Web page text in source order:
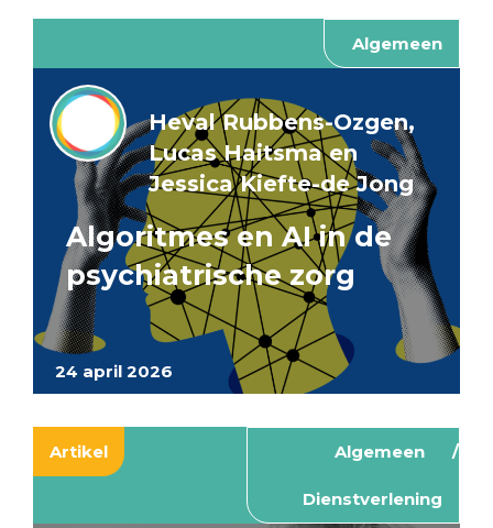
Algemeen
24 april 2026
Heval Rubbens-Ozgen,
Lucas Haitsma en
Jessica Kiefte-de Jong
Algoritmes en AI in de
psychiatrische zorg
Artikel Algemeen
Dienstverlening